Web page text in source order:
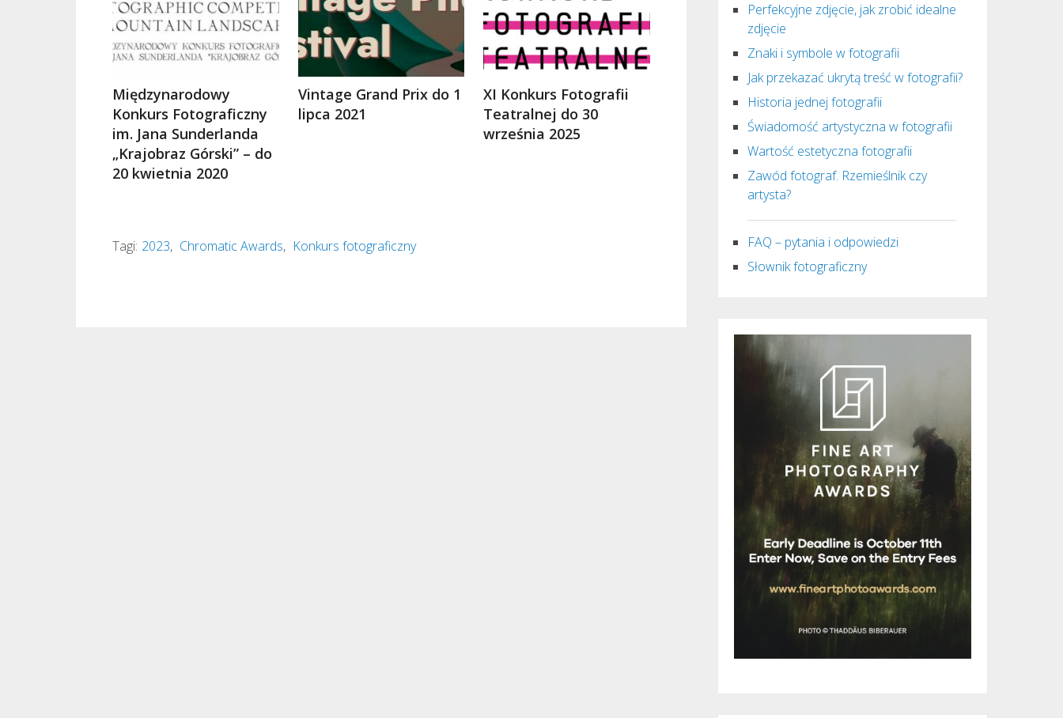
Międzynarodowy
Konkurs Fotograficzny
im. Jana Sunderlanda
„Krajobraz Górski” – do
20 kwietnia 2020
Vintage Grand Prix do 1
lipca 2021
XI Konkurs Fotografii
Teatralnej do 30
września 2025
Tagi: 2023, Chromatic Awards, Konkurs fotograficzny
Perfekcyjne zdjęcie, jak zrobić idealne
zdjęcie
Znaki i symbole w fotografii
Jak przekazać ukrytą treść w fotografii?
Historia jednej fotografii
Świadomość artystyczna w fotografii
Wartość estetyczna fotografii
Zawód fotograf. Rzemieślnik czy
artysta?
FAQ – pytania i odpowiedzi
Słownik fotograficzny